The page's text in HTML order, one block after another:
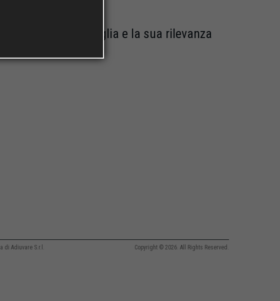
della famiglia e la sua rilevanza
di Adiuvare S.r.l. Copyright © 2026. All Rights Reserved.